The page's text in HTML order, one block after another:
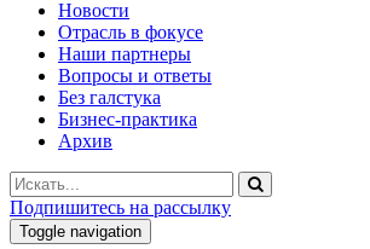
Новости
Отрасль в фокусе
Наши партнеры
Вопросы и ответы
Без галстука
Бизнес-практика
Архив
Подпишитесь на рассылку
Toggle navigation